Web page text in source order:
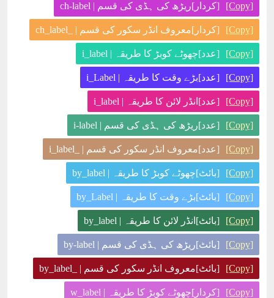
[کردار]ریڑھ کی ہڈی کی قسم | ch-label [Copy]
[کردار]معروف انڈر سکور کی قسم | _ch_label [Copy]
[عدد]چھوٹے کوبڑ کا طریقہ | i_label [Copy]
[عدد]بڑے وقت کا طریقہ | i_Label [Copy]
[عدد]انڈر لائن کا طریقہ | i_label [Copy]
[عدد]ریڑھ کی ہڈی کی قسم | i-label [Copy]
[عدد]معروف انڈر سکور کی قسم | _i_label [Copy]
[بائٹ]چھوٹے کوبڑ کا طریقہ | by_label [Copy]
[بائٹ]بڑے وقت کا طریقہ | by_Label [Copy]
[بائٹ]انڈر لائن کا طریقہ | by_label [Copy]
[بائٹ]ریڑھ کی ہڈی کی قسم | by-label [Copy]
[بائٹ]معروف انڈر سکور کی قسم | _by_label [Copy]
[کردار]چھوٹے کوبڑ کا طریقہ | w_label [Copy]